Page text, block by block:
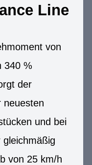
Line
von
340 %
der
neuesten
und bei
von 25 km/h